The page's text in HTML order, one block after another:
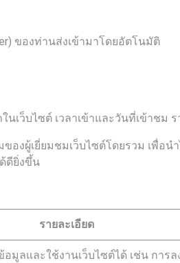
ของท่านส่งเข้ามาโดยอัตโนมัติ
ว็บไซต์ เวลาเข้าและวันที่เข้าชม
องผู้เยี่ยมชมเว็บไซต์โดยรวม เพื่อ
ดียิ่งขึ้น
รายละเอียด
ลและใช้งานเว็บไซต์ได้ เช่น การล